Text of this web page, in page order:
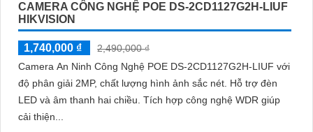
CAMERA CÔNG NGHỆ POE DS-2CD1127G2H-LIUF
HIKVISION
1,740,000 ₫
2,490,000 ₫
Camera An Ninh Công Nghệ POE DS-2CD1127G2H-LIUF với
độ phân giải 2MP, chất lượng hình ảnh sắc nét. Hỗ trợ đèn
LED và âm thanh hai chiều. Tích hợp công nghệ WDR giúp
cải thiện...